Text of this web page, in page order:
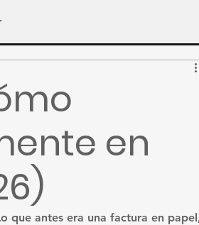
en
que antes era una factura en